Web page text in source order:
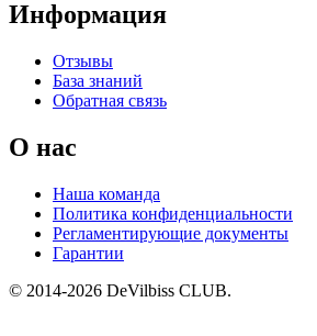
Информация
Отзывы
База знаний
Обратная связь
О нас
Наша команда
Политика конфиденциальности
Регламентирующие документы
Гарантии
© 2014-2026 DeVilbiss CLUB.